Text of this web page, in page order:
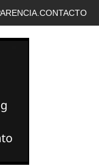
CONTACTO